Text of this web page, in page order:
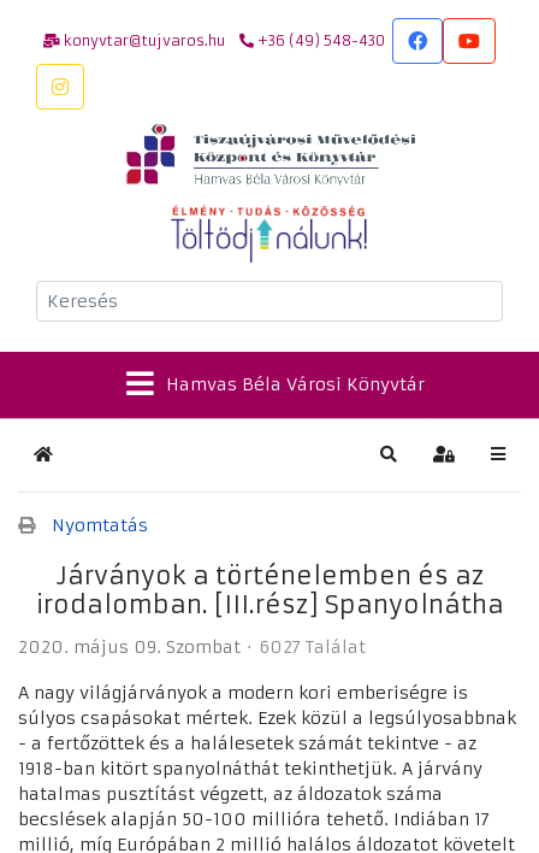
konyvtar@tujvaros.hu +36 (49) 548-430
Keresés
Hamvas Béla Városi Könyvtár
Kezdőlap Keresés
Nyomtatás
Járványok a történelemben és az
irodalomban. [III.rész] Spanyolnátha
2020. május 09. Szombat 6027 Találat
A nagy világjárványok a modern kori emberiségre is
súlyos csapásokat mértek. Ezek közül a legsúlyosabbnak
- a fertőzöttek és a halálesetek számát tekintve - az
1918-ban kitört spanyolnáthát tekinthetjük. A járvány
hatalmas pusztítást végzett, az áldozatok száma
becslések alapján 50-100 millióra tehető. Indiában 17
millió, míg Európában 2 millió halálos áldozatot követelt